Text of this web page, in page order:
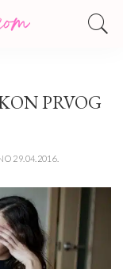
PRVOG
29.04.2016.